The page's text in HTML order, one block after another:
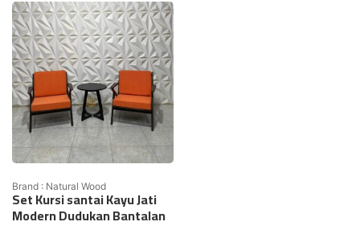
Brand : Natural Wood
Set Kursi santai Kayu Jati
Modern Dudukan Bantalan